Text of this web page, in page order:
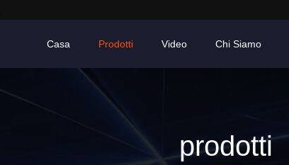
Casa Prodotti Video Chi Siamo
prodotti